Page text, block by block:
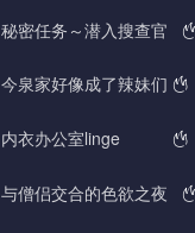
秘密任务～潜入搜查官
今泉家好像成了辣妹们
内衣办公室linge
与僧侣交合的色欲之夜